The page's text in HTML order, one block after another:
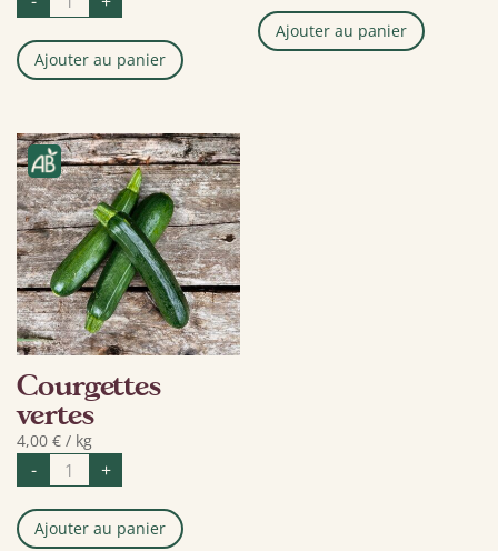
Oignon
Rosé
d’Armorique
Ajouter au panier
vrac
Ajouter au panier
Courgettes
vertes
4,00 € / kg
- quantité
Courgettes
vertes
+
Ajouter au panier